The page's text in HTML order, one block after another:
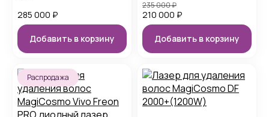
285 000 ₽
Добавить в корзину
210 000 ₽
235 000₽
Добавить в корзину
Распродажа